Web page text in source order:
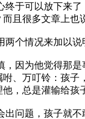
于可以放下来
且很多文章上
个情况来加以说
因为他觉得那
、万叮铃：孩
，总是灌输给孩
问题，孩子就